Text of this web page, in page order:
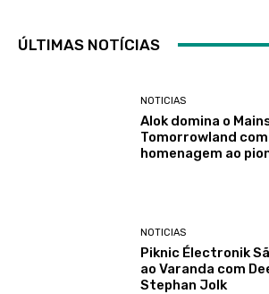
ÚLTIMAS NOTÍCIAS
NOTICIAS
Alok domina o
Tomorrowland
homenagem ao
NOTICIAS
Piknic Électronik
ao Varanda com
Stephan Jolk